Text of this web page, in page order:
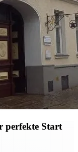
perfekte Start